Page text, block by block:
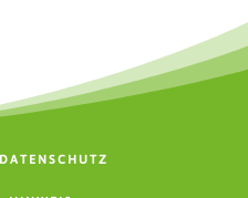
DATENSCHUTZ